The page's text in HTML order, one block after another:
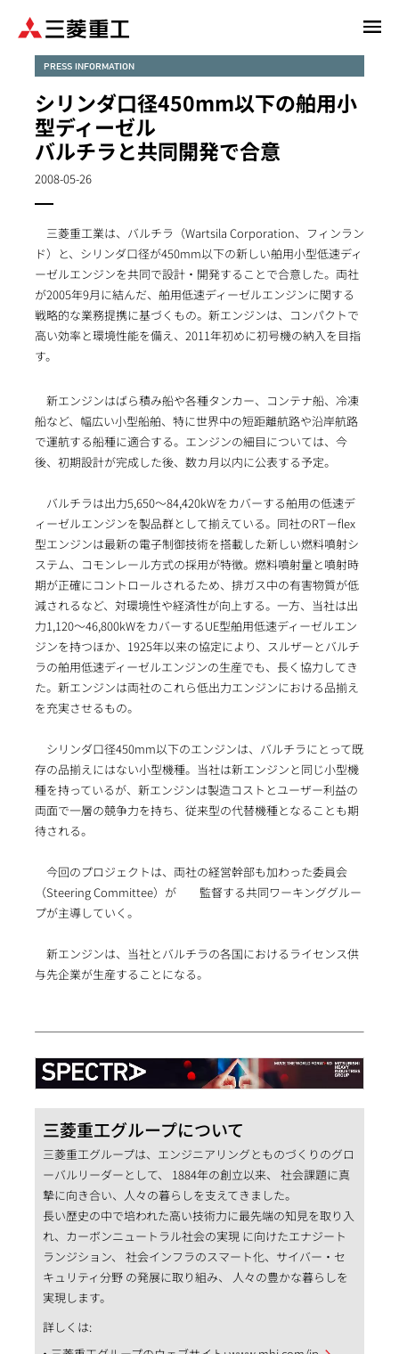
PRESS INFORMATION
シリンダ口径450mm以下の舶用小
型ディーゼル
バルチラと共同開発で合意
2008-05-26
三菱重工業は、バルチラ（Wartsila Corporation、フィンラン
ド）と、シリンダ口径が450mm以下の新しい舶用小型低速ディ
ーゼルエンジンを共同で設計・開発することで合意した。両社
が2005年9月に結んだ、舶用低速ディーゼルエンジンに関する
戦略的な業務提携に基づくもの。新エンジンは、コンパクトで
高い効率と環境性能を備え、2011年初めに初号機の納入を目指
す。
新エンジンはばら積み船や各種タンカー、コンテナ船、冷凍
船など、幅広い小型船舶、特に世界中の短距離航路や沿岸航路
で運航する船種に適合する。エンジンの細目については、今
後、初期設計が完成した後、数カ月以内に公表する予定。
バルチラは出力5,650～84,420kWをカバーする舶用の低速デ
ィーゼルエンジンを製品群として揃えている。同社のRT－flex
型エンジンは最新の電子制御技術を搭載した新しい燃料噴射シ
ステム、コモンレール方式の採用が特徴。燃料噴射量と噴射時
期が正確にコントロールされるため、排ガス中の有害物質が低
減されるなど、対環境性や経済性が向上する。一方、当社は出
力1,120～46,800kWをカバーするUE型舶用低速ディーゼルエン
ジンを持つほか、1925年以来の協定により、スルザーとバルチ
ラの舶用低速ディーゼルエンジンの生産でも、長く協力してき
た。新エンジンは両社のこれら低出力エンジンにおける品揃え
を充実させるもの。
シリンダ口径450mm以下のエンジンは、バルチラにとって既
存の品揃えにはない小型機種。当社は新エンジンと同じ小型機
種を持っているが、新エンジンは製造コストとユーザー利益の
両面で一層の競争力を持ち、従来型の代替機種となることも期
待される。
今回のプロジェクトは、両社の経営幹部も加わった委員会
（Steering Committee）が 監督する共同ワーキンググルー
プが主導していく。
新エンジンは、当社とバルチラの各国におけるライセンス供
与先企業が生産することになる。
三菱重工グループについて
三菱重工グループは、エンジニアリングとものづくりのグロ
ーバルリーダーとして、 1884年の創立以来、 社会課題に真
摯に向き合い、人々の暮らしを支えてきました。
長い歴史の中で培われた高い技術力に最先端の知見を取り入
れ、カーボンニュートラル社会の実現 に向けたエナジート
ランジション、 社会インフラのスマート化、サイバー・セ
キュリティ分野 の発展に取り組み、 人々の豊かな暮らしを
実現します。
詳しくは: